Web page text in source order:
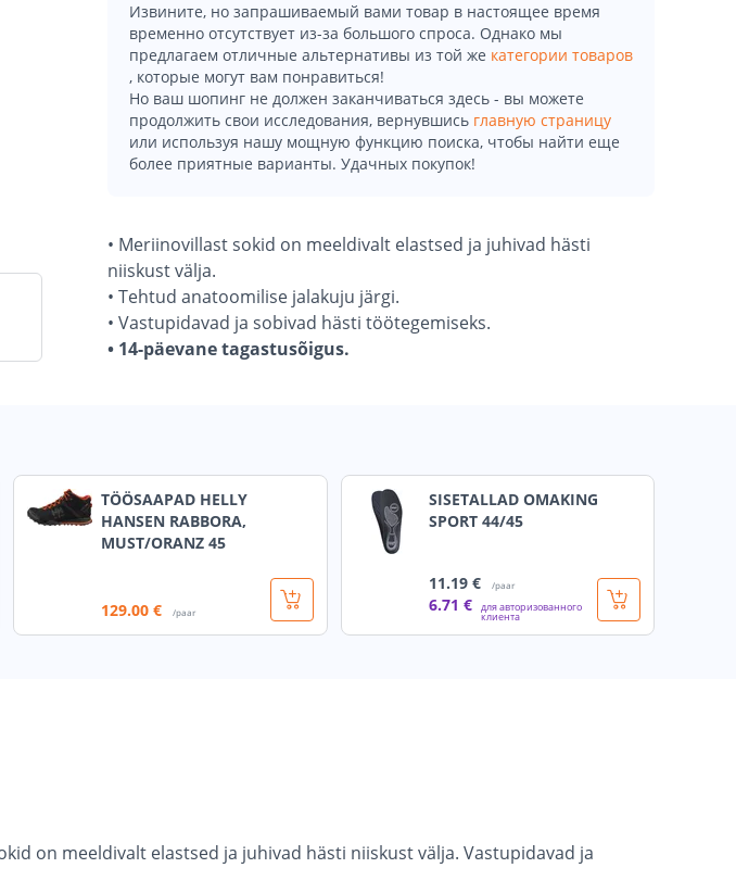
Извините, но запрашиваемый вами товар в настоящее время
временно отсутствует из-за большого спроса. Однако мы
предлагаем отличные альтернативы из той же категории товаров
, которые могут вам понравиться!
Но ваш шопинг не должен заканчиваться здесь - вы можете
продолжить свои исследования, вернувшись главную страницу
или используя нашу мощную функцию поиска, чтобы найти еще
более приятные варианты. Удачных покупок!
• Meriinovillast sokid on meeldivalt elastsed ja juhivad hästi
niiskust välja.
• Tehtud anatoomilise jalakuju järgi.
• Vastupidavad ja sobivad hästi töötegemiseks.
• 14-päevane tagastusõigus.
TÖÖSAAPAD HELLY
HANSEN RABBORA,
MUST/ORANZ 45
129.00 € /paar
SISETALLAD OMAKING
SPORT 44/45
11.19 € /paar
6.71 € для авторизованного
клиента
on meeldivalt elastsed ja juhivad hästi niiskust välja. Vastupidavad ja